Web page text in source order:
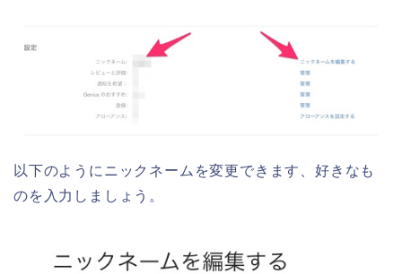
以下のようにニックネームを変更できます、好きなも
のを入力しましょう。